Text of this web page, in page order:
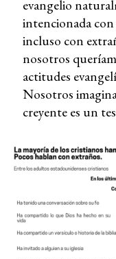
evangelio
intencionada con
incluso con
nosotros
actitudes
Nosotros
creyente es un